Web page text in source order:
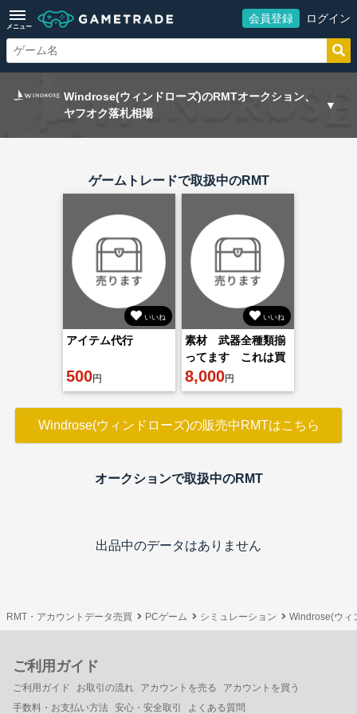
メニュー
会員登録 ログイン
Windrose(ウィンドローズ)のRMTオークション、
ヤフオク落札相場
ゲームトレードで取扱中のRMT
いいね
アイテム代行
500円
いいね
素材 武器全種類揃
ってます これは買
わないでください
8,000円
Windrose(ウィンドローズ)の販売中RMTはこちら
オークションで取扱中のRMT
出品中のデータはありません
RMT・アカウントデータ売買 PCゲーム シミュレーション Windrose(ウィ
ご利用ガイド
ご利用ガイド お取引の流れ アカウントを売る
アカウントを買う
手数料・お支払い方法 安心・安全取引 よくある質問